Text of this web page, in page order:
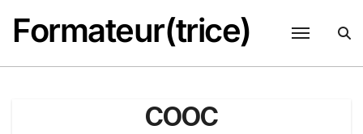
contenu
Formateur(trice)
COOC